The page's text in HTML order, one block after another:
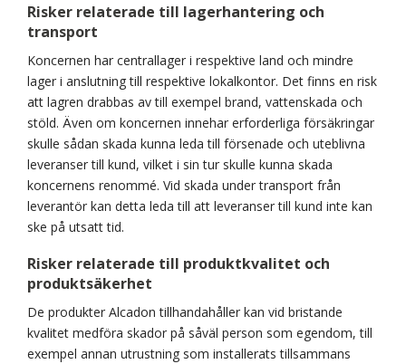
Risker relaterade till lagerhantering och
transport
Koncernen har centrallager i respektive land och mindre
lager i anslutning till respektive lokalkontor. Det finns en risk
att lagren drabbas av till exempel brand, vattenskada och
stöld. Även om koncernen innehar erforderliga försäkringar
skulle sådan skada kunna leda till försenade och uteblivna
leveranser till kund, vilket i sin tur skulle kunna skada
koncernens renommé. Vid skada under transport från
leverantör kan detta leda till att leveranser till kund inte kan
ske på utsatt tid.
Risker relaterade till produktkvalitet och
produktsäkerhet
De produkter Alcadon tillhandahåller kan vid bristande
kvalitet medföra skador på såväl person som egendom, till
exempel annan utrustning som installerats tillsammans